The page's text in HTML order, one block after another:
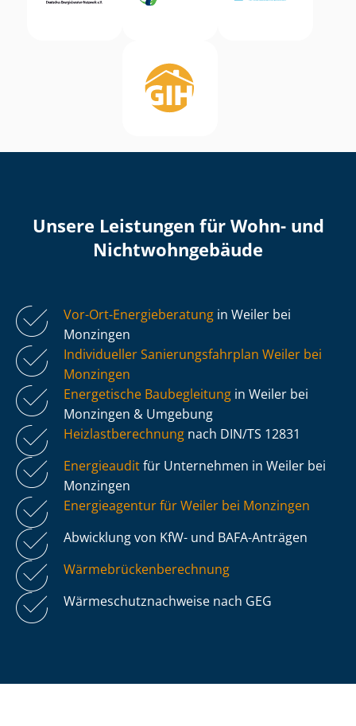
Unsere Leistungen für Wohn- und
Nicht­wohn­ge­bäu­de
Vor-Ort-Energieberatung in Weiler bei
Monzingen
Individueller Sa­nie­rungs­fahr­plan Weiler bei
Monzingen
Energetische Baubegleitung in Weiler bei
Monzingen & Umgebung
Heiz­last­be­rech­nung nach DIN/TS 12831
Energieauditfür Unternehmen in Weiler bei
Monzingen
Energieagentur für Weiler bei Monzingen
Abwicklung von KfW- und BAFA-Anträgen
Wär­me­brü­cken­be­rech­nung
Wär­me­schutz­nach­wei­se nach GEG